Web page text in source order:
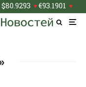
$80.9293 ▼€93.1901 ▼